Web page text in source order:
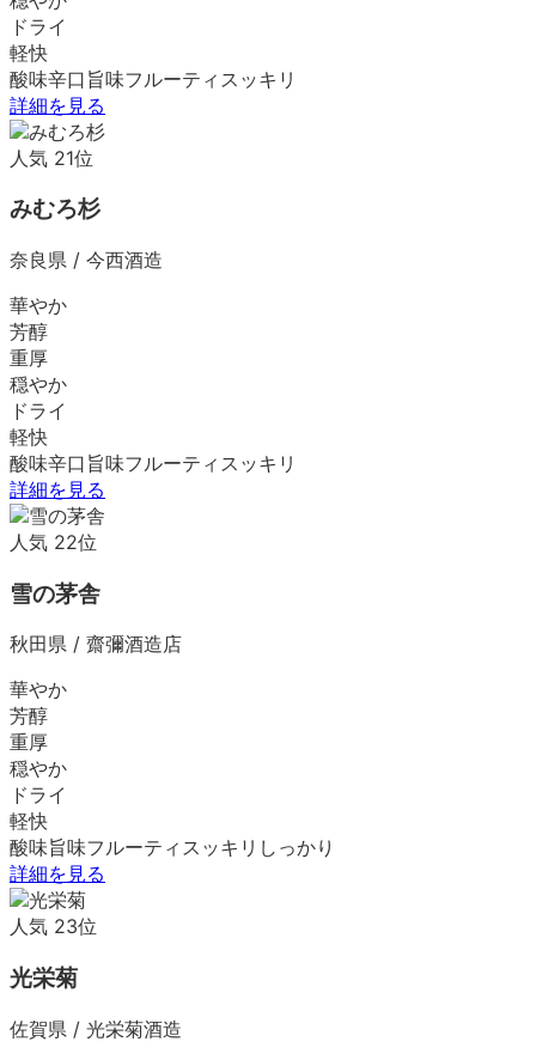
ドライ
軽快
酸味辛口 旨味フルーティ スッキリ
詳細を見る
人気 21位
みむろ杉
奈良県 / 今西酒造
華やか
芳醇
重厚
穏やか
ドライ
軽快
酸味辛口 旨味フルーティ スッキリ
詳細を見る
人気 22位
雪の茅舎
秋田県 / 齋彌酒造店
華やか
芳醇
重厚
穏やか
ドライ
軽快
酸味旨味フルーティ スッキリ しっかり
詳細を見る
人気 23位
光栄菊
佐賀県 / 光栄菊酒造